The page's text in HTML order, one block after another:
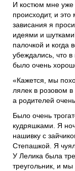
И костюм мне уже
происходит, и
зависания я
идеями и
палочкой и
убеждались, что в
было очень
«Кажется, мы
лялек в розовом
а родителей
Было очень
кудряшками. Я
нашивку с
Степашкой. Я
У Лелика была
треугольник, и